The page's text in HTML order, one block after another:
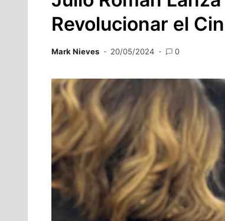
Revolucionar el
Mark Nieves 20/05/2024 0